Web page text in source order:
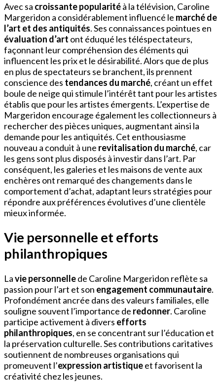
Avec sa croissante popularitéà la télévision, Caroline
Margeridon a considérablement influencé le marché de
l’art et des antiquités. Ses connaissances pointues en
évaluation d’art ont éduqué les téléspectateurs,
façonnant leur compréhension des éléments qui
influencent les prix et le désirabilité. Alors que de plus
en plus de spectateurs se branchent, ils prennent
conscience des tendances du marché, créant un effet
boule de neige qui stimule l’intérêt tant pour les artistes
établis que pour les artistes émergents. L’expertise de
Margeridon encourage également les collectionneurs à
rechercher des pièces uniques, augmentant ainsi la
demande pour les antiquités. Cet enthousiasme
nouveau a conduit à une revitalisation du marché, car
les gens sont plus disposés à investir dans l’art. Par
conséquent, les galeries et les maisons de vente aux
enchères ont remarqué des changements dans le
comportement d’achat, adaptant leurs stratégies pour
répondre aux préférences évolutives d’une clientèle
mieux informée.
Vie personnelle et efforts
philanthropiques
Lavie personnellede Caroline Margeridon reflète sa
passion pour l’art et son engagement communautaire.
Profondément ancrée dans des valeurs familiales, elle
souligne souvent l’importance de redonner. Caroline
participe activement à divers efforts
philanthropiques, en se concentrant sur l’éducation et
la préservation culturelle. Ses contributions caritatives
soutiennent de nombreuses organisations qui
promeuvent l’expression artistiqueet favorisent la
créativité chez les jeunes.